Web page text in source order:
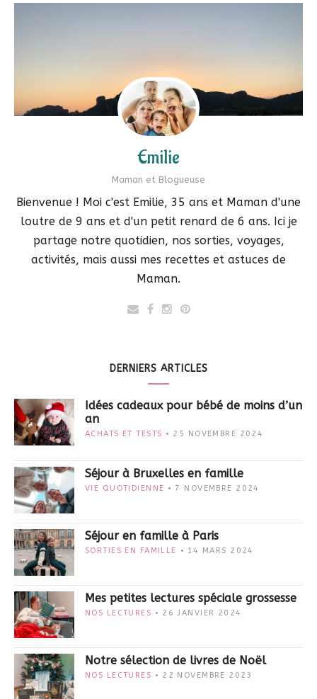
Emilie
Maman et Blogueuse
Bienvenue ! Moi c'est Emilie, 35 ans et Maman d'une
loutre de 9 ans et d'un petit renard de 6 ans. Ici je
partage notre quotidien, nos sorties, voyages,
activités, mais aussi mes recettes et astuces de
Maman.
DERNIERS ARTICLES
Idées cadeaux pour bébé de moins d’un
an
ACHATS ET TESTS 25 NOVEMBRE 2024
Séjour à Bruxelles en famille
VIE QUOTIDIENNE 7 NOVEMBRE 2024
Séjour en famille à Paris
SORTIES EN FAMILLE 14 MARS 2024
Mes petites lectures spéciale grossesse
NOS LECTURES 26 JANVIER 2024
Notre sélection de livres de Noël
NOS LECTURES 22 NOVEMBRE 2023